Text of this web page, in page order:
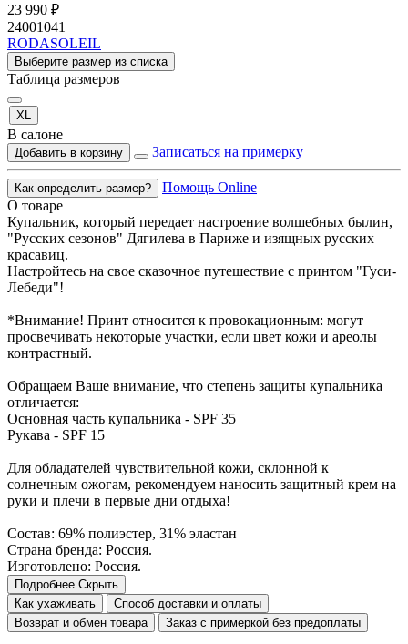
23 990 ₽
24001041
RODASOLEIL
Выберите размер из списка
Таблица размеров
XL
В салоне
Добавить в корзину Записаться на примерку
Как определить размер?
Помощь Online
О товаре
Купальник, который передает настроение волшебных былин,
"Русских сезонов" Дягилева в Париже и изящных русских
красавиц.
Настройтесь на свое сказочное путешествие с принтом "Гуси-
Лебеди"!
*Внимание! Принт относится к провокационным: могут
просвечивать некоторые участки, если цвет кожи и ареолы
контрастный.
Обращаем Ваше внимание, что степень защиты купальника
отличается:
Основная часть купальника - SPF 35
Рукава - SPF 15
Для обладателей чувствительной кожи, склонной к
солнечным ожогам, рекомендуем наносить защитный крем на
руки и плечи в первые дни отдыха!
Состав: 69% полиэстер, 31% эластан
Страна бренда: Россия.
Изготовлено: Россия.
Подробнее Скрыть
Как ухаживать
Способ доставки и оплаты
Возврат и обмен товара
Заказ с примеркой без предоплаты